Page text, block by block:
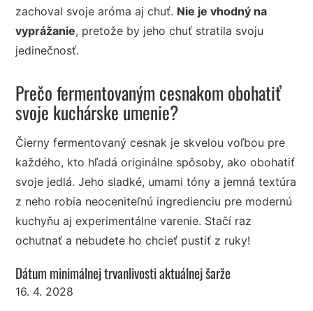
zachoval svoje aróma aj chuť. Nie je vhodný na
vyprážanie, pretože by jeho chuť stratila svoju
jedinečnosť.
Prečo fermentovaným cesnakom obohatiť
svoje kuchárske umenie?
Čierny fermentovaný cesnak je skvelou voľbou pre
každého, kto hľadá originálne spôsoby, ako obohatiť
svoje jedlá. Jeho sladké, umami tóny a jemná textúra
z neho robia neoceniteľnú ingredienciu pre modernú
kuchyňu aj experimentálne varenie. Stačí raz
ochutnať a nebudete ho chcieť pustiť z ruky!
Dátum minimálnej trvanlivosti aktuálnej šarže
16. 4. 2028